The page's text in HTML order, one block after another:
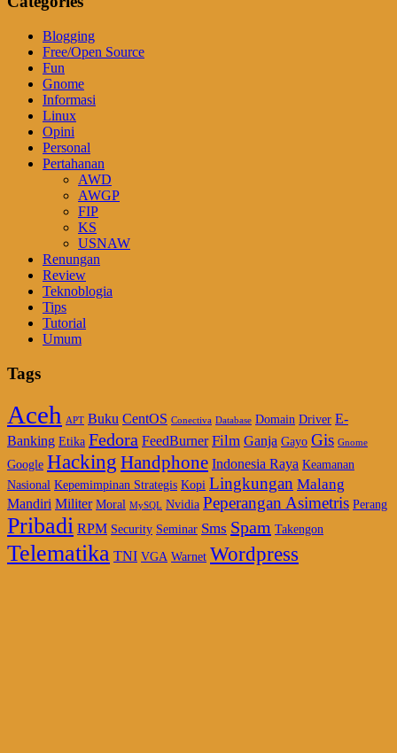
Blogging
Free/Open Source
Fun
Gnome
Informasi
Linux
Opini
Personal
Pertahanan
AWD
AWGP
FIP
KS
USNAW
Renungan
Review
Teknoblogia
Tips
Tutorial
Umum
Tags
Aceh APT Buku CentOS Conectiva Database Domain Driver E-
Banking Etika Fedora FeedBurner Film Ganja Gayo Gis Gnome
Google Hacking Handphone Indonesia Raya Keamanan
Nasional Kepemimpinan Strategis Kopi Lingkungan Malang
Mandiri Militer Moral MySQL Nvidia Peperangan Asimetris Perang
Pribadi RPM Security Seminar Sms Spam Takengon
Telematika TNI VGA Warnet Wordpress